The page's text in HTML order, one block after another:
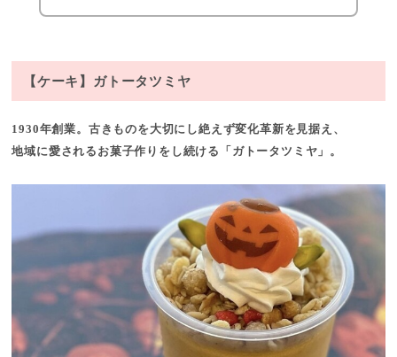
【ケーキ】ガトータツミヤ
1930年創業。古きものを大切にし絶えず変化革新を見据え、
地域に愛されるお菓子作りをし続ける「ガトータツミヤ」。